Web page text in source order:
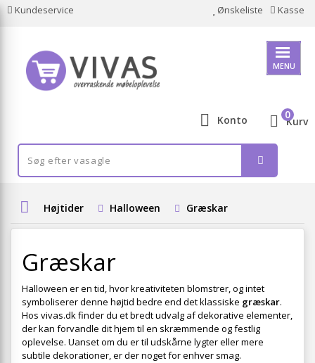
Kundeservice Ønskeliste Kasse
MENU
Konto Kurv
0
Højtider Halloween Græskar
Græskar
Halloween er en tid, hvor kreativiteten blomstrer, og intet
symboliserer denne højtid bedre end det klassiske græskar.
Hos vivas.dk finder du et bredt udvalg af dekorative elementer,
der kan forvandle dit hjem til en skræmmende og festlig
oplevelse. Uanset om du er til udskårne lygter eller mere
subtile dekorationer, er der noget for enhver smag.